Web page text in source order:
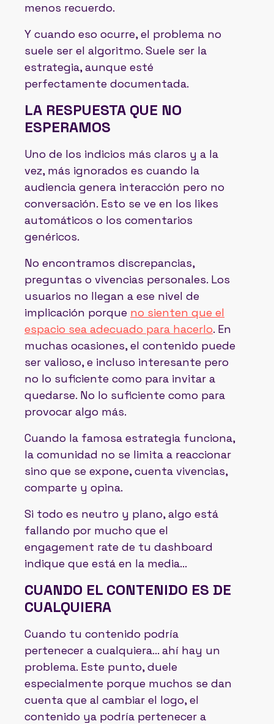
menos recuerdo.
Y cuando eso ocurre, el problema no
suele ser el algoritmo. Suele ser la
estrategia, aunque esté
perfectamente documentada.
LA RESPUESTA QUE NO
ESPERAMOS
Uno de los indicios más claros y a la
vez, más ignorados es cuando la
audiencia genera interacción pero no
conversación. Esto se ve en los likes
automáticos o los comentarios
genéricos.
No encontramos discrepancias,
preguntas o vivencias personales. Los
usuarios no llegan a ese nivel de
implicación porque no sienten que el
espacio sea adecuado para hacerlo. En
muchas ocasiones, el contenido puede
ser valioso, e incluso interesante pero
no lo suficiente como para invitar a
quedarse. No lo suficiente como para
provocar algo más.
Cuando la famosa estrategia funciona,
la comunidad no se limita a reaccionar
sino que se expone, cuenta vivencias,
comparte y opina.
Si todo es neutro y plano, algo está
fallando por mucho que el
engagement rate de tu dashboard
indique que está en la media…
CUANDO EL CONTENIDO ES DE
CUALQUIERA
Cuando tu contenido podría
pertenecer a cualquiera… ahí hay un
problema. Este punto, duele
especialmente porque muchos se dan
cuenta que al cambiar el logo, el
contenido ya podría pertenecer a